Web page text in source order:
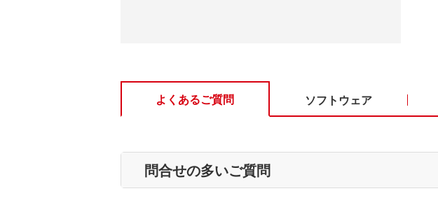
よくあるご質問 ソフトウェア
問合せの多いご質問